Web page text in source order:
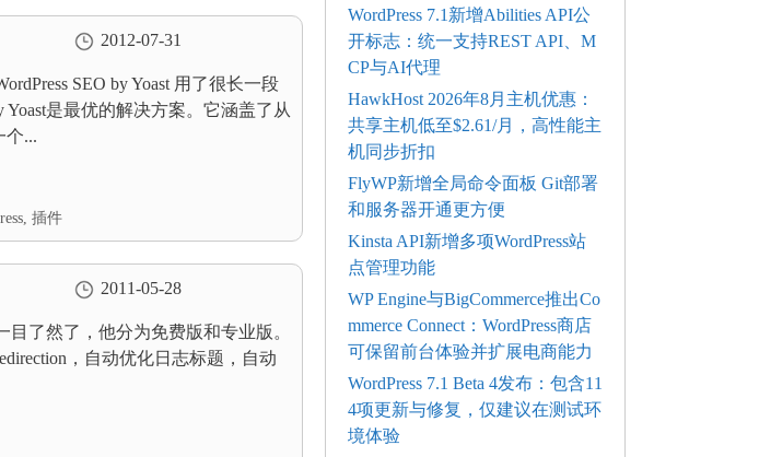
2012-07-31
SEO by Yoast 用了很长一段
是最优的解决方案。它涵盖了从
个...
,插件
2011-05-28
目了然了，他分为免费版和专业版。
，自动优化日志标题，自动
WordPress 7.1新增Abilities API公
开标志：统一支持REST API、M
CP与AI代理
HawkHost 2026年8月主机优惠：
共享主机低至$2.61/月，高性能主
机同步折扣
FlyWP新增全局命令面板 Git部署
和服务器开通更方便
Kinsta API新增多项WordPress站
点管理功能
WP Engine与BigCommerce推出Co
mmerce Connect：WordPress商店
可保留前台体验并扩展电商能力
WordPress 7.1 Beta 4发布：包含11
4项更新与修复，仅建议在测试环
境体验